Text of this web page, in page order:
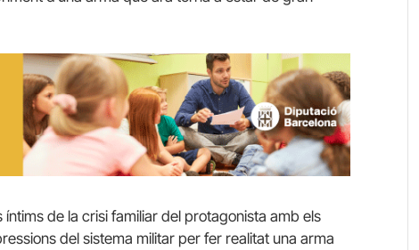
de la crisi familiar del protagonista amb els
del sistema militar per fer realitat una arma